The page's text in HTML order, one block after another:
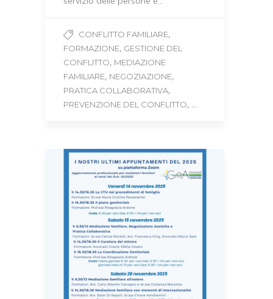
CONFLITTO FAMILIARE,
FORMAZIONE, GESTIONE DEL
CONFLITTO, MEDIAZIONE
FAMILIARE, NEGOZIAZIONE,
PRATICA COLLABORATIVA,
PREVENZIONE DEL CONFLITTO, ...